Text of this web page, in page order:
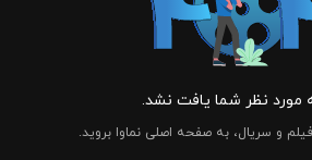
نظر شما یافت نشد.
و سریال، به صفحه اصلی نماوا بروید.